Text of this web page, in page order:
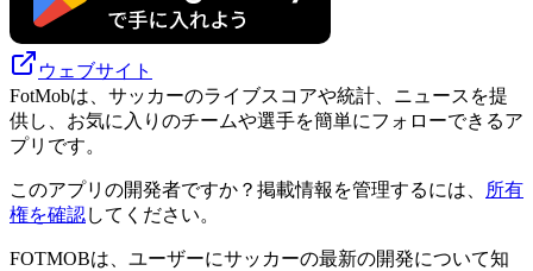
ウェブサイト
FotMobは、サッカーのライブスコアや統計、ニュースを提
供し、お気に入りのチームや選手を簡単にフォローできるア
プリです。
このアプリの開発者ですか？掲載情報を管理するには、
所有
権を確認してください。
FOTMOBは、ユーザーにサッカーの最新の開発について知